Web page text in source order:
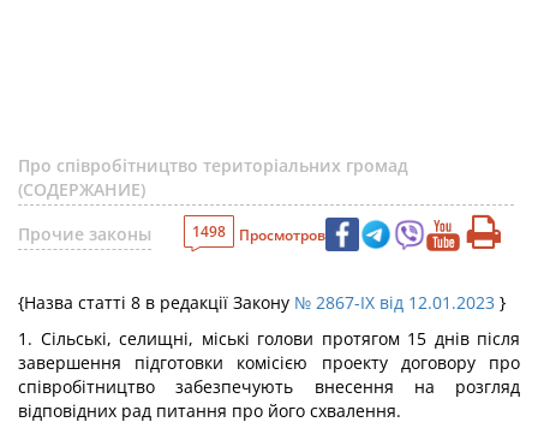
Про співробітництво територіальних громад
(СОДЕРЖАНИЕ)
Прочие законы
1498 Просмотров
{Назва статті 8 в редакції Закону № 2867-IX від 12.01.2023 }
1. Сільські, селищні, міські голови протягом 15 днів після
завершення підготовки комісією проекту договору про
співробітництво забезпечують внесення на розгляд
відповідних рад питання про його схвалення.